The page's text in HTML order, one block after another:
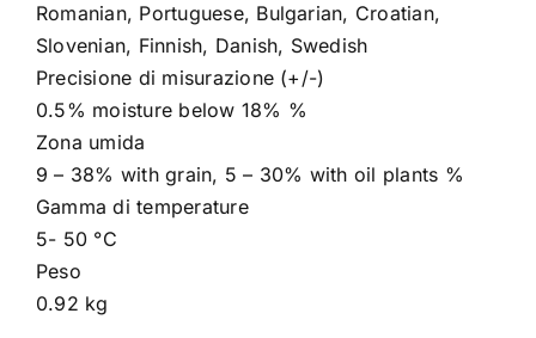
Romanian, Portuguese, Bulgarian, Croatian,
Slovenian, Finnish, Danish, Swedish
Precisione di misurazione (+/-)
0.5% moisture below 18% %
Zona umida
9 – 38% with grain, 5 – 30% with oil plants %
Gamma di temperature
5- 50 °C
Peso
0.92 kg